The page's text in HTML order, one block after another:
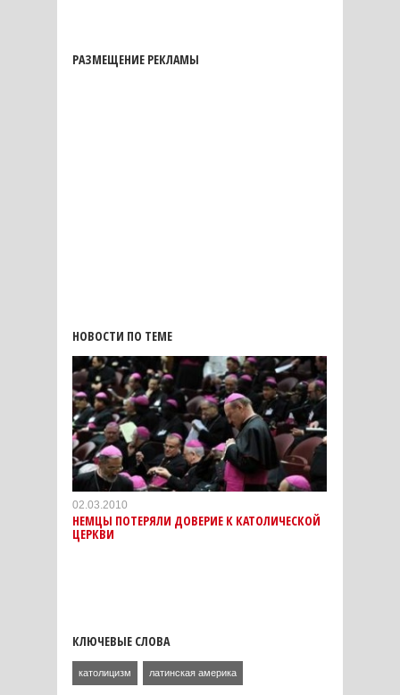
РАЗМЕЩЕНИЕ РЕКЛАМЫ
НОВОСТИ ПО ТЕМЕ
02.03.2010
НЕМЦЫ ПОТЕРЯЛИ ДОВЕРИЕ К КАТОЛИЧЕСКОЙ
ЦЕРКВИ
КЛЮЧЕВЫЕ СЛОВА
католицизм латинская америка